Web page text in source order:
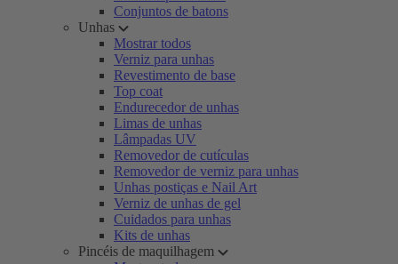
Conjuntos de batons
Unhas
Mostrar todos
Verniz para unhas
Revestimento de base
Top coat
Endurecedor de unhas
Limas de unhas
Lâmpadas UV
Removedor de cutículas
Removedor de verniz para unhas
Unhas postiças e Nail Art
Verniz de unhas de gel
Cuidados para unhas
Kits de unhas
Pincéis de maquilhagem